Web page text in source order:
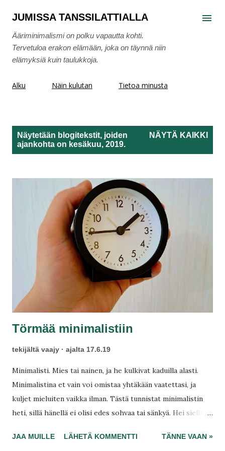
Siirry pääsisältöön
JUMISSA TANSSILATTIALLA
Ääriminimalismi on polku vapautta kohti.
Tervetuloa erakon elämään, joka on täynnä niin
elämyksiä kuin taulukkoja.
Alku Näin kulutan Tietoa minusta
Näytetään blogitekstit, joiden
ajankohta on kesäkuu, 2019.
NÄYTÄ KAIKKI
Törmää minimalistiin
tekijältä vaajy ajalta 17.6.19
Minimalisti. Mies tai nainen, ja he kulkivat kaduilla alasti.
Minimalistina et vain voi omistaa yhtäkään vaatettasi, ja
kuljet mieluiten vaikka ilman. Tästä tunnistat minimalistin
heti, sillä hänellä ei olisi edes sohvaa tai sänkyä. Hei siellä,
elävät jopa ilman turhia huonekaluja, taikka ainakin
JAA MUILLE LÄHETÄ KOMMENTTI TÄNNE VAAN »